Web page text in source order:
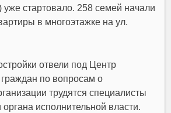
стартовало. 258 семей начали
в многоэтажке на ул.
отвели под Центр
по вопросам о
трудятся специалисты
органа исполнительной власти.